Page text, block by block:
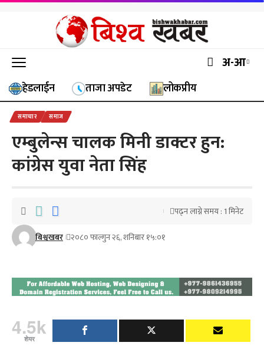
अ-आ
हेडलाईन ताजा अपडेट लोकप्रीय
समाचार समाज
एम्बुलेन्स चालक मिनी डाक्टर हुन:
कांग्रेस युवा नेता सिंह
बिश्वखबर २०८० फाल्गुन २६, शनिबार १५:०१
पढ्न लाग्ने समय : 1 मिनेट
4.5k
शेयर